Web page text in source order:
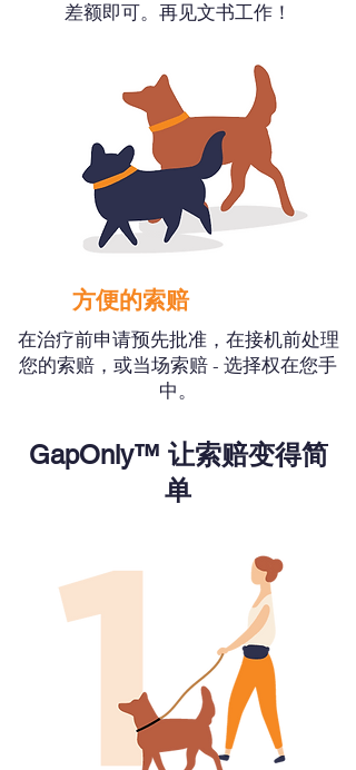
差额即可。再见文书工作！
方便的索赔
在治疗前申请预先批准，在接机前处理
您的索赔，或当场索赔 - 选择权在您手
中。
GapOnly™ 让索赔变得简
单